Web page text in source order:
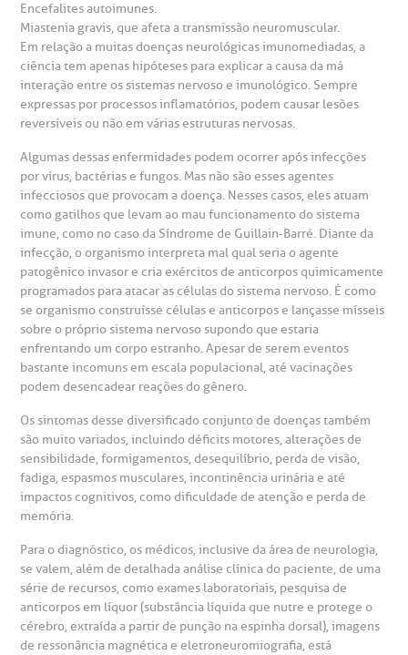
Fale Conosco
BP Mirante
Saiba mais
Endereço:
R. Martiniano de Carvalho, 965
CEP: 01323-001 | Bela Vista
São Paulo - SP
Clínica Medicina da Mulher
Saiba mais
social
a BP
Conosco
de Benchmarking
de Bioética
Teleinterconsulta
Centro de Doenças Autoimunes
de orçamento particular
de veracidade de atestado
Cirurgia
frequentes
de Sangue
de órgãos
Encefalites autoimunes.
Miastenia gravis, que afeta a transmissão neuromuscular.
Em relação a muitas doenças neurológicas imunomediadas, a
ciência tem apenas hipóteses para explicar a causa da má
interação entre os sistemas nervoso e imunológico. Sempre
expressas por processos inflamatórios, podem causar lesões
reversíveis ou não em várias estruturas nervosas.
Algumas dessas enfermidades podem ocorrer após infecções
por vírus, bactérias e fungos. Mas não são esses agentes
infecciosos que provocam a doença. Nesses casos, eles atuam
como gatilhos que levam ao mau funcionamento do sistema
imune, como no caso da Síndrome de Guillain-Barré. Diante da
infecção, o organismo interpreta mal qual seria o agente
patogênico invasor e cria exércitos de anticorpos quimicamente
programados para atacar as células do sistema nervoso. É como
se organismo construísse células e anticorpos e lançasse mísseis
sobre o próprio sistema nervoso supondo que estaria
enfrentando um corpo estranho. Apesar de serem eventos
bastante incomuns em escala populacional, até vacinações
podem desencadear reações do gênero.
Os sintomas desse diversificado conjunto de doenças também
são muito variados, incluindo déficits motores, alterações de
sensibilidade, formigamentos, desequilíbrio, perda de visão,
fadiga, espasmos musculares, incontinência urinária e até
impactos cognitivos, como dificuldade de atenção e perda de
memória.
Para o diagnóstico, os médicos, inclusive da área de neurologia,
se valem, além de detalhada análise clínica do paciente, de uma
série de recursos, como exames laboratoriais, pesquisa de
anticorpos em líquor (substância líquida que nutre e protege o
cérebro, extraída a partir de punção na espinha dorsal), imagens
de ressonância magnética e eletroneuromiografia, está